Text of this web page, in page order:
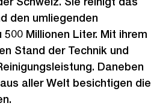
den umliegenden
Millionen Liter. Mit ihrem
Stand der Technik und
Daneben
aller Welt besichtigen die